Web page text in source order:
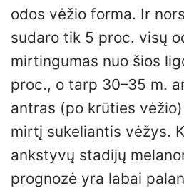
odos vėžio forma. Ir
sudaro tik 5 proc. visų
mirtingumas nuo šios
proc., o tarp 30–35 m.
antras (po krūties
mirtį sukeliantis vėžys.
ankstyvų stadijų
prognozė yra labai